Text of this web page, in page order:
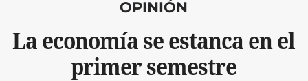
OPINIÓN
La economía se estanca en el
primer semestre